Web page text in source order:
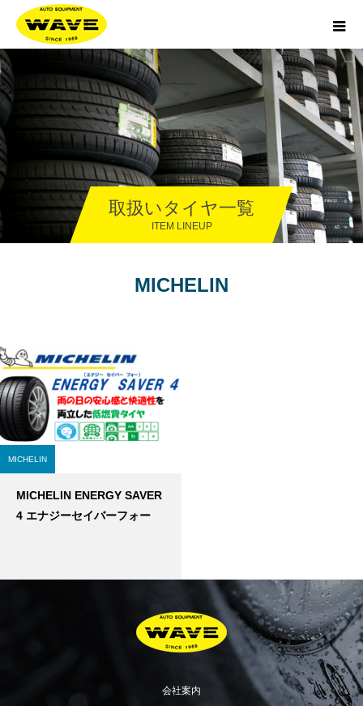
取扱いタイヤ一覧
ITEM LINEUP
MICHELIN
MICHELIN
MICHELIN ENERGY SAVER
4 エナジーセイバーフォー
会社案内